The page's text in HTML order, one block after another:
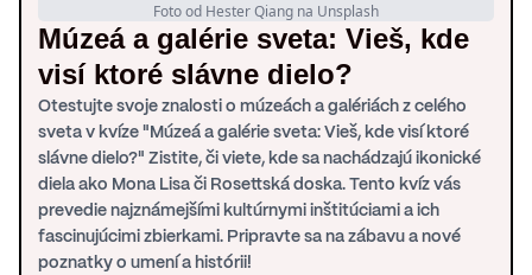
Foto od Hester Qiang na Unsplash
Múzeá a galérie sveta: Vieš, kde
visí ktoré slávne dielo?
Otestujte svoje znalosti o múzeách a galériách z celého
sveta v kvíze "Múzeá a galérie sveta: Vieš, kde visí ktoré
slávne dielo?" Zistite, či viete, kde sa nachádzajú ikonické
diela ako Mona Lisa či Rosettská doska. Tento kvíz vás
prevedie najznámejšími kultúrnymi inštitúciami a ich
fascinujúcimi zbierkami. Pripravte sa na zábavu a nové
poznatky o umení a histórii!